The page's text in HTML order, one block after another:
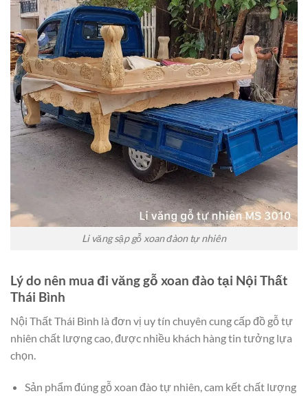
Li văng sập gỗ xoan đàon tự nhiên
Lý do nên mua đi văng gỗ xoan đào tại Nội Thất
Thái Bình
Nội Thất Thái Bình là đơn vị uy tín chuyên cung cấp đồ gỗ tự
nhiên chất lượng cao, được nhiều khách hàng tin tưởng lựa
chọn.
Sản phẩm đúng gỗ xoan đào tự nhiên, cam kết chất lượng